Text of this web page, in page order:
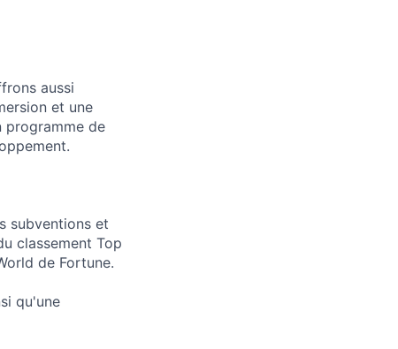
aussi
et une
programme de
subventions et
classement Top
de Fortune.
qu'une